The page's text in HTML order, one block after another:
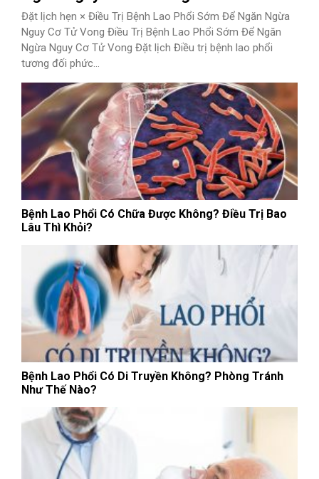
Đặt lịch hẹn × Điều Trị Bệnh Lao Phổi Sớm Để Ngăn Ngừa
Nguy Cơ Tử Vong Điều Trị Bệnh Lao Phổi Sớm Để Ngăn
Ngừa Nguy Cơ Tử Vong Đặt lịch Điều trị bệnh lao phổi
tương đối phức...
Bệnh Lao Phổi Có Chữa Được Không? Điều Trị Bao
Lâu Thì Khỏi?
Bệnh Lao Phổi Có Di Truyền Không? Phòng Tránh
Như Thế Nào?